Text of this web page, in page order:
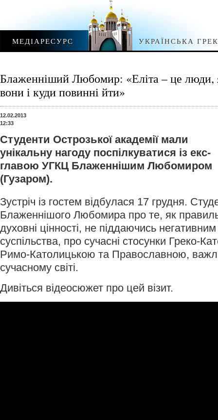
МЕДІАРЕСУРС УКРАЇНСЬКА
Блаженніший Любомир: «Еліта – це люди,
вони і куди повинні йти»
12.02.2013
12:33
Студенти Острозької академії мали
унікальну нагоду поспілкуватися із екс-
главою УГКЦ Блаженнішим Любомиром
(Гузаром).
Зустріч із гостем відбулася 17 грудня.
Блаженнішого Любомира про те, як
духовні цінності, не піддаючись
суспільства, про сучасні стосунки Греко-
Римо-Католицькою та Православною,
сучасному світі.
Дивіться відеосюжет про цей візит.